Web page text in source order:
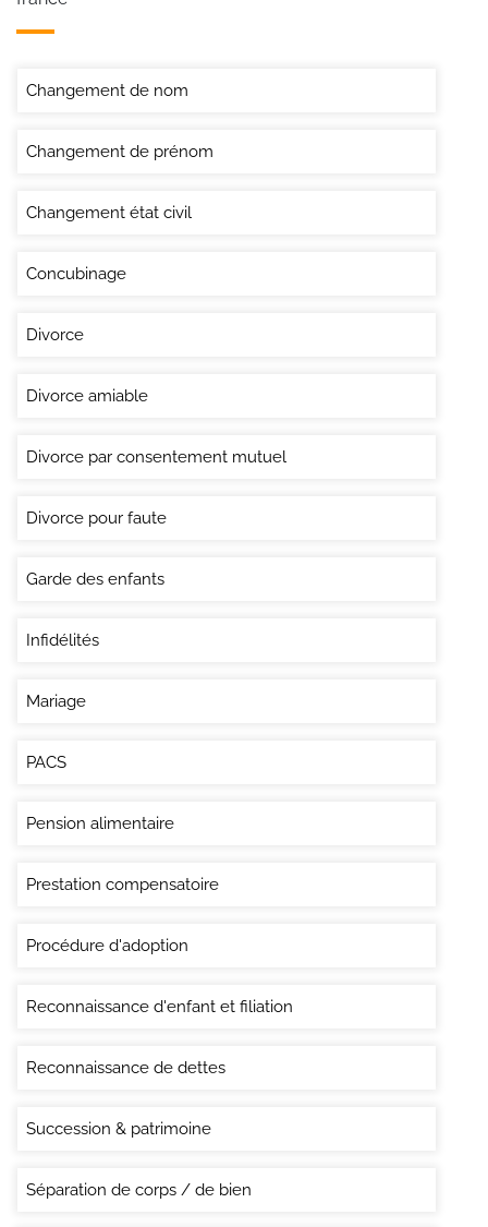
Changement de nom
Changement de prénom
Changement état civil
Concubinage
Divorce
Divorce amiable
Divorce par consentement mutuel
Divorce pour faute
Garde des enfants
Infidélités
Mariage
PACS
Pension alimentaire
Prestation compensatoire
Procédure d'adoption
Reconnaissance d'enfant et filiation
Reconnaissance de dettes
Succession & patrimoine
Séparation de corps / de bien